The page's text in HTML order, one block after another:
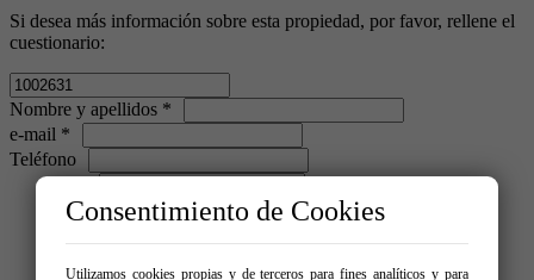
Si desea más información sobre esta propiedad, por favor, rellene el
cuestionario:
Nombre y apellidos *
e-mail *
Teléfono
Consentimiento de Cookies
Utilizamos cookies propias y de terceros para fines analíticos y para